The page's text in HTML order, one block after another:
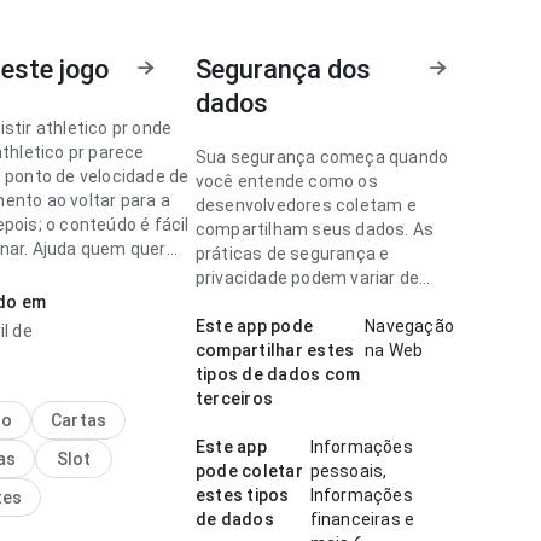
jogo
athletico pr onde
pr parece
ponto de velocidade de
ao voltar para a
o conteúdo é fácil
Ajuda quem quer
importantes
visíveis. A experiência
com uso
em
de
Cartas
Slot
Segurança dos
dados
Sua segurança começa quando
você entende como os
desenvolvedores coletam e
compartilham seus dados. As
práticas de segurança e
privacidade podem variar de
idade.
Este app pode
compartilhar estes
tipos de dados com
terceiros
Navegação
na Web
Este app
pode coletar
estes tipos
de dados
Informações
pessoais,
Informações
financeiras e